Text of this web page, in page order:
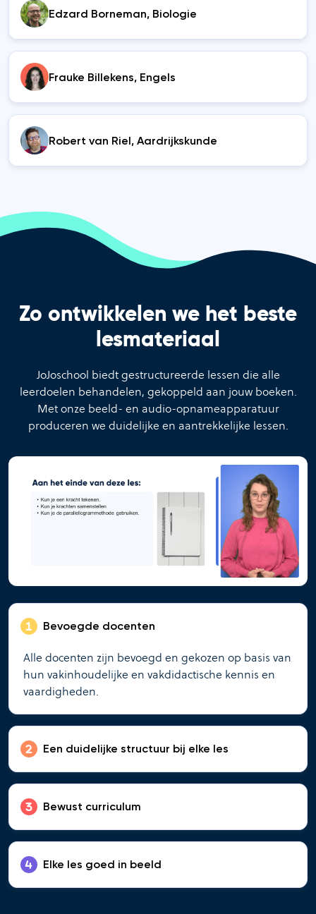
Edzard Borneman, Biologie
Frauke Billekens, Engels
Robert van Riel, Aardrijkskunde
Zo ontwikkelen we het beste
lesmateriaal
JoJoschool biedt gestructureerde lessen die alle
leerdoelen behandelen, gekoppeld aan jouw boeken.
Met onze beeld- en audio-opnameapparatuur
produceren we duidelijke en aantrekkelijke lessen.
Bevoegde docenten
Alle docenten zijn bevoegd en gekozen op basis van
hun vakinhoudelijke en vakdidactische kennis en
vaardigheden.
Een duidelijke structuur bij elke les
Bewust curriculum
Elke les goed in beeld